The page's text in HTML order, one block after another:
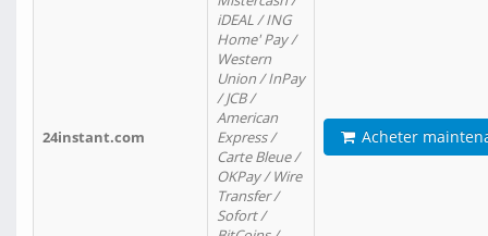
24instant.com
iDEAL / ING
Home' Pay /
Western
Union / InPay
/ JCB /
American
Express /
Carte Bleue /
OKPay / Wire
Transfer /
Sofort /
Acheter